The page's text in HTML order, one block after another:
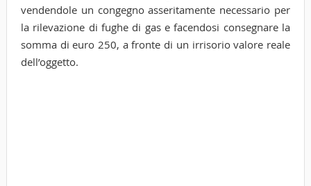
vendendole un congegno asseritamente necessario per
la rilevazione di fughe di gas e facendosi consegnare la
somma di euro 250, a fronte di un irrisorio valore reale
dell’oggetto.